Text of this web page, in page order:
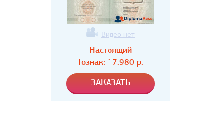
Видео нет
Настоящий
Гознак: 17.980р.